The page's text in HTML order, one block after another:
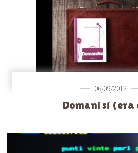
06/09/2012
Domani sì (era